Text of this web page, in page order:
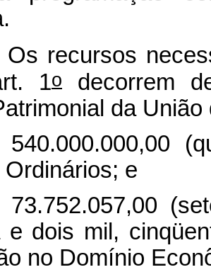
recursos
1o
decorrem
da
e
e dois mil,
no Domínio